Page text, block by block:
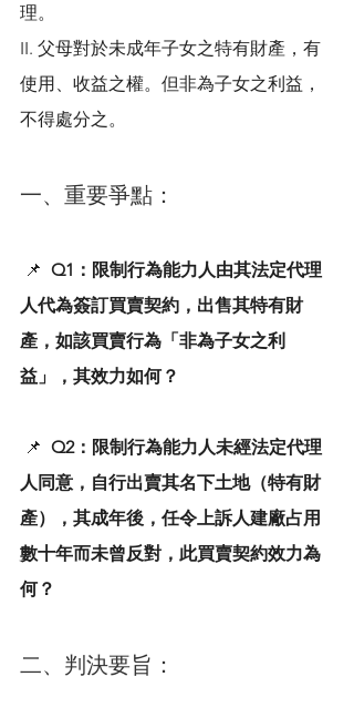
理。
II. 父母對於未成年子女之特有財產，有
使用、收益之權。但非為子女之利益，
不得處分之。
一、重要爭點：
📌 Q1：限制行為能力人由其法定代理
人代為簽訂買賣契約，出售其特有財
產，如該買賣行為「非為子女之利
益」，其效力如何？
📌 Q2：限制行為能力人未經法定代理
人同意，自行出賣其名下土地（特有財
產），其成年後，任令上訴人建廠占用
數十年而未曾反對，此買賣契約效力為
何？
二、判決要旨：